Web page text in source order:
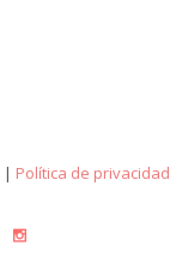
| Política de privacidad